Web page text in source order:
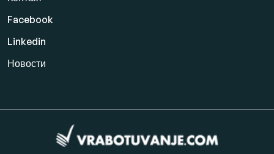
Facebook
Linkedin
Новости